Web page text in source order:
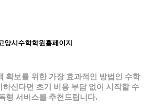
양시수학학원홈페이지
확보를 위한 가장 효과적인 방법인 수학
신다면 초기 비용 부담 없이 시작할 수
형 서비스를 추천드립니다.